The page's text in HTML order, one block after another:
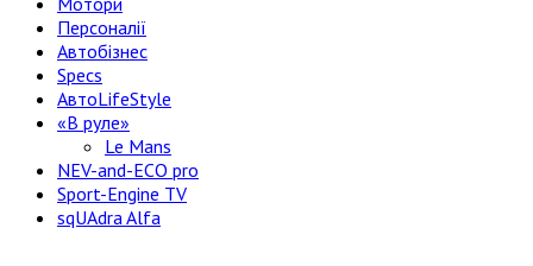
Персоналії
Автобізнес
Specs
АвтоLifeStyle
«В руле»
Le Mans
NEV-and-ECO pro
Sport-Engine TV
sqUAdra Alfa